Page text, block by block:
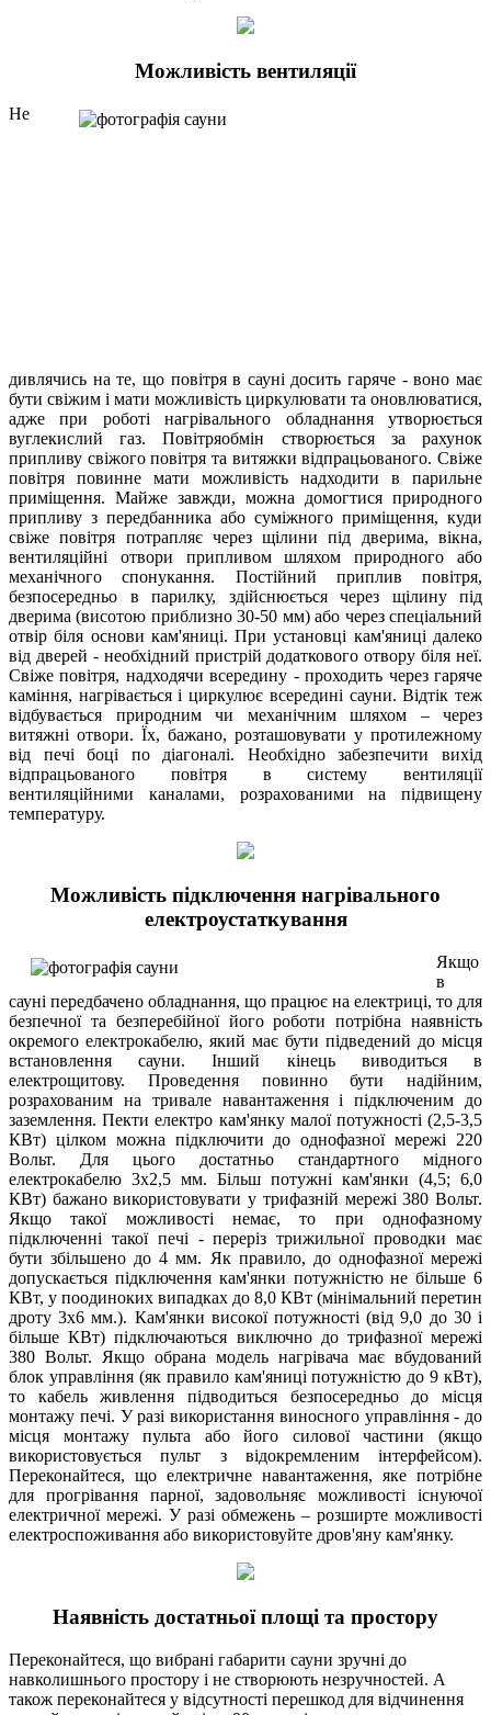
Можливість вентиляції
Не
дивлячись на те, що повітря в сауні досить гаряче - воно має
бути свіжим і мати можливість циркулювати та оновлюватися,
адже при роботі нагрівального обладнання утворюється
вуглекислий газ. Повітряобмін створюється за рахунок
припливу свіжого повітря та витяжки відпрацьованого. Свіже
повітря повинне мати можливість надходити в парильне
приміщення. Майже завжди, можна домогтися природного
припливу з передбанника або суміжного приміщення, куди
свіже повітря потрапляє через щілини під дверима, вікна,
вентиляційні отвори припливом шляхом природного або
механічного спонукання. Постійний приплив повітря,
безпосередньо в парилку, здійснюється через щілину під
дверима (висотою приблизно 30-50 мм) або через спеціальний
отвір біля основи кам'яниці. При установці кам'яниці далеко
від дверей - необхідний пристрій додаткового отвору біля неї.
Свіже повітря, надходячи всередину - проходить через гаряче
каміння, нагрівається і циркулює всередині сауни. Відтік теж
відбувається природним чи механічним шляхом – через
витяжні отвори. Їх, бажано, розташовувати у протилежному
від печі боці по діагоналі. Необхідно забезпечити вихід
відпрацьованого повітря в систему вентиляції
вентиляційними каналами, розрахованими на підвищену
температуру.
Можливість підключення нагрівального
електроустаткування
Якщо
в
сауні передбачено обладнання, що працює на електриці, то для
безпечної та безперебійної його роботи потрібна наявність
окремого електрокабелю, який має бути підведений до місця
встановлення сауни. Інший кінець виводиться в
електрощитову. Проведення повинно бути надійним,
розрахованим на тривале навантаження і підключеним до
заземлення. Пекти електро кам'янку малої потужності (2,5-3,5
КВт) цілком можна підключити до однофазної мережі 220
Вольт. Для цього достатньо стандартного мідного
електрокабелю 3х2,5 мм. Більш потужні кам'янки (4,5; 6,0
КВт) бажано використовувати у трифазній мережі 380 Вольт.
Якщо такої можливості немає, то при однофазному
підключенні такої печі - переріз трижильної проводки має
бути збільшено до 4 мм. Як правило, до однофазної мережі
допускається підключення кам'янки потужністю не більше 6
КВт, у поодиноких випадках до 8,0 КВт (мінімальний перетин
дроту 3х6 мм.). Кам'янки високої потужності (від 9,0 до 30 і
більше КВт) підключаються виключно до трифазної мережі
380 Вольт. Якщо обрана модель нагрівача має вбудований
блок управління (як правило кам'яниці потужністю до 9 кВт),
то кабель живлення підводиться безпосередньо до місця
монтажу печі. У разі використання виносного управління - до
місця монтажу пульта або його силової частини (якщо
використовується пульт з відокремленим інтерфейсом).
Переконайтеся, що електричне навантаження, яке потрібне
для прогрівання парної, задовольняє можливості існуючої
електричної мережі. У разі обмежень – розширте можливості
електроспоживання або використовуйте дров'яну кам'янку.
Наявність достатньої площі та простору
Переконайтеся, що вибрані габарити сауни зручні до
навколишнього простору і не створюють незручностей. А
також переконайтеся у відсутності перешкод для відчинення